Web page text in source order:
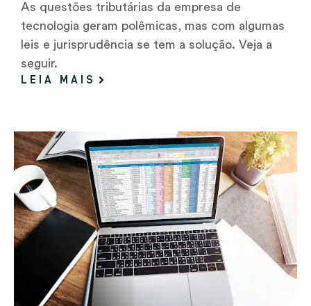
As questões tributárias da empresa de
tecnologia geram polêmicas, mas com algumas
leis e jurisprudência se tem a solução. Veja a
seguir.
LEIA MAIS